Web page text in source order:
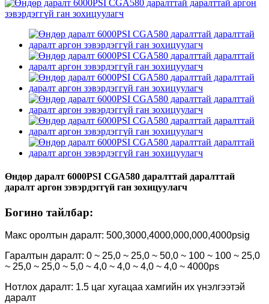
Өндөр даралт 6000PSI CGA580 даралттай даралттай
даралт аргон зэвэрдэггүй ган зохицуулагч
Богино тайлбар:
Макс оролтын даралт: 500,3000,4000,000,000,4000psig
Гаралтын даралт: 0 ~ 25,0 ~ 25,0 ~ 50,0 ~ 100 ~ 100 ~ 25,0
~ 25,0 ~ 25,0 ~ 5,0 ~ 4,0 ~ 4,0 ~ 4,0 ~ 4,0 ~ 4000ps
Нотлох даралт: 1.5 цаг хугацаа хамгийн их үнэлгээтэй
даралт